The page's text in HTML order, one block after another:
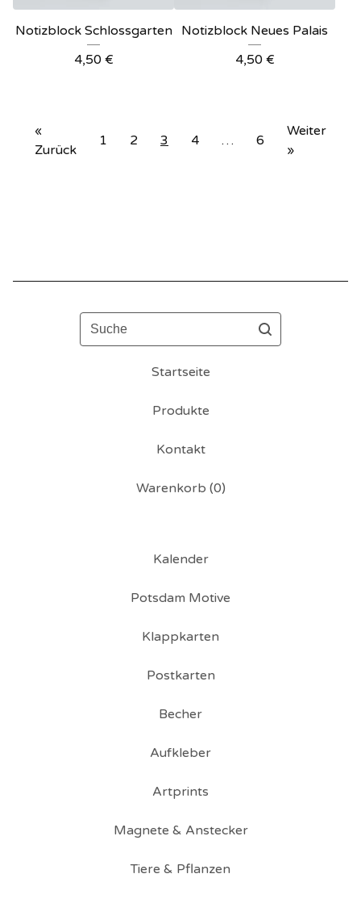
Notizblock Schlossgarten
4,50 €
Notizblock Neues Palais
4,50 €
«
Zurück
1 2 3 4 … 6
Weiter
»
Suche
Startseite
Produkte
Kontakt
Warenkorb (0)
Kalender
Potsdam Motive
Klappkarten
Postkarten
Becher
Aufkleber
Artprints
Magnete & Anstecker
Tiere & Pflanzen